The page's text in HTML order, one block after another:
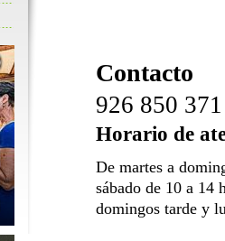
Contacto
926 850 371
Horario de
De martes a
sábado de 10 a 14
domingos tarde y